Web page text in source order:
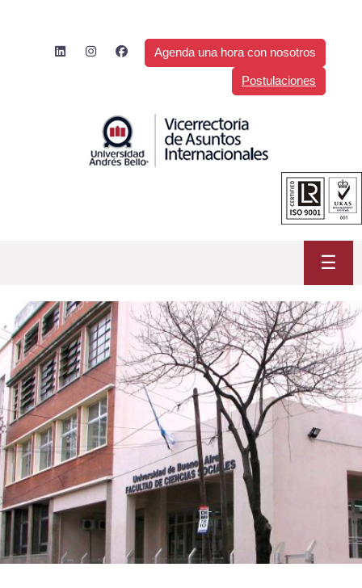
Agenda una hora con nosotros
Postulaciones
☰